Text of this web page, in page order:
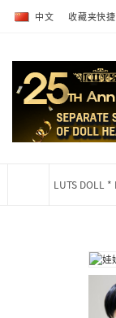
中文 收藏夹快
LUTS DOLL *